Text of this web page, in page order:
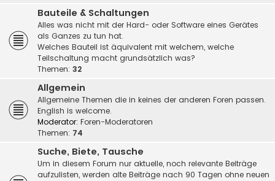
Bauteile & Schaltungen
Alles was nicht mit der Hard- oder Software eines Gerätes
als Ganzes zu tun hat.
Welches Bauteil ist äquivalent mit welchem, welche
Teilschaltung macht grundsätzlich was?
Themen: 32
Allgemein
Allgemeine Themen die in keines der anderen Foren passen.
English is welcome.
Moderator: Foren-Moderatoren
Themen: 74
Suche, Biete, Tausche
Um in diesem Forum nur aktuelle, noch relevante Beiträge
aufzulisten, werden alte Beiträge nach 90 Tagen ohne neuen